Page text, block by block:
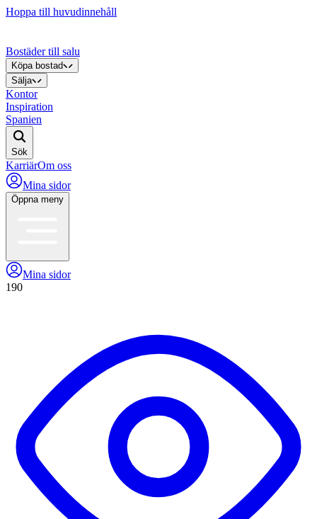
Hoppa till huvudinnehåll
Bostäder till salu
Köpa bostad
Sälja
Kontor
Inspiration
Spanien
Sök
KarriärOm oss
Mina sidor
Öppna meny
Mina sidor
190